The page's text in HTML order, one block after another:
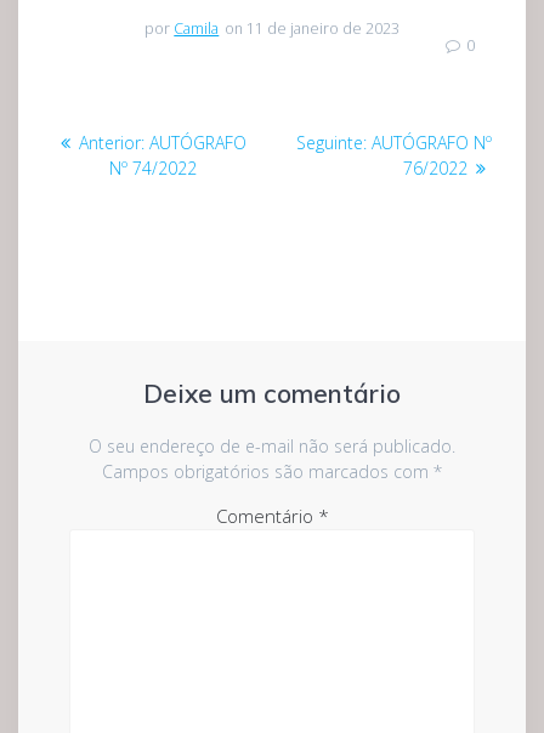
por Camila on 11 de janeiro de 2023
0
Navegação
Anterior: Post
anterior:
AUTÓGRAFO
Nº 74/2022
Seguinte: Post
seguinte:
AUTÓGRAFO Nº
76/2022
Deixe um comentário
O seu endereço de e-mail não será publicado.
Campos obrigatórios são marcados com *
Comentário *